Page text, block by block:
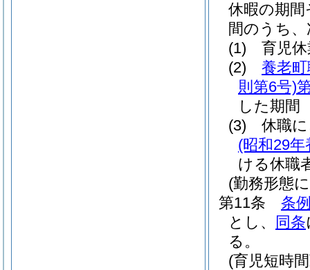
休暇の期
間のうち
(1)
育児
(2)
養老
則第6号)
した期間
(3)
休職
(昭和29
ける休職
(勤務形態
第11条
条
とし、
同条
る。
(育児短時